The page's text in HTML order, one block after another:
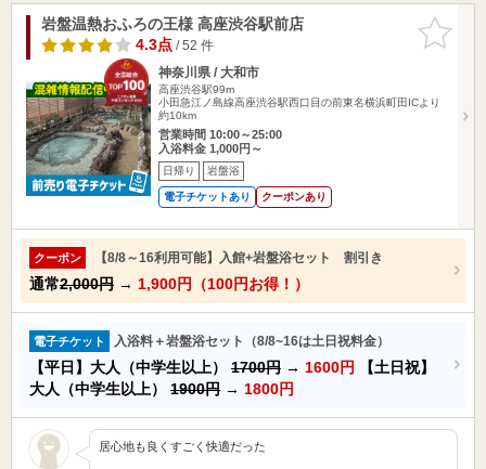
お気に入
りに追加
岩盤温熱おふろの王様 高座渋谷駅前店
4.3点/ 52 件
神奈川県 / 大和市
高座渋谷駅99m
小田急江ノ島線高座渋谷駅西口目の前東名横浜町田ICより
約10km
営業時間 10:00～25:00
入浴料金 1,000円～
日帰り 岩盤浴
電子チケットあり クーポンあり
クーポン 【8/8～16利用可能】入館+岩盤浴セット 割引き
通常2,000円 → 1,900円（100円お得！）
電子チケット 入浴料＋岩盤浴セット（8/8~16は土日祝料金）
【平日】大人（中学生以上） 1700円 → 1600円
【土日祝】
大人（中学生以上） 1900円 → 1800円
居心地も良くすごく快適だった